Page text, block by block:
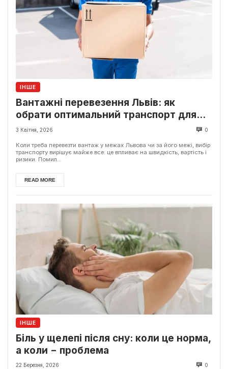
ІНШЕ
Вантажні перевезення Львів: як
обрати оптимальний транспорт для
будь-яких потреб
3 Квітня, 2026 0
Коли треба перевезти вантаж у межах Львова чи за його межі, вибір
транспорту вирішує майже все: це впливає на швидкість, вартість і
ризики. Помил...
READ MORE
ІНШЕ
Біль у щелепі після сну: коли це норма,
а коли − проблема
22 Березня, 2026 0